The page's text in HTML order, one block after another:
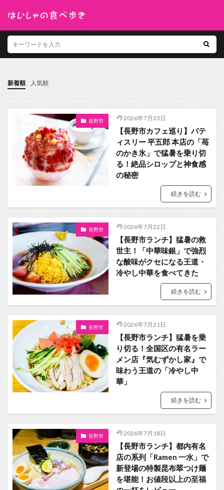
新着順 人気順
長野市 2026年7月23日
【長野市カフェ巡り】パテ
ィスリー 平五郎 本店の「苺
のかき氷」で猛暑を乗り切
る！絶品シロップと神食感
の秘密
続きを読む
長野市 2026年7月22日
【長野市ランチ】猛暑の救
世主！「中華味銀」で強烈
な酸味がクセになる王道・
冷やし中華を食べてきた
続きを読む
長野市 2026年7月21日
【長野市ランチ】猛暑を乗
り切る！全国区の有名ラー
メン店『気むずかし家』で
味わう王道の「冷やし中
華」
続きを読む
長野市 2026年7月18日
【長野市ランチ】都内有名
店の系列「Ramen 一水」で
新登場の特製昆布翠つけ麺
を堪能！お値段以上の至福